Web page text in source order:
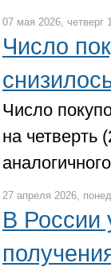
07 мая 2026, четверг
Число
Число
на четверть
27 апреля 2026,
В России